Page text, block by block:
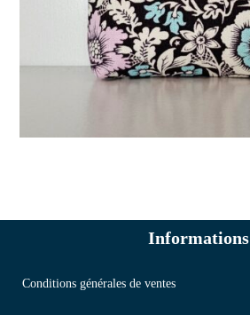
Informations
Conditions générales de ventes